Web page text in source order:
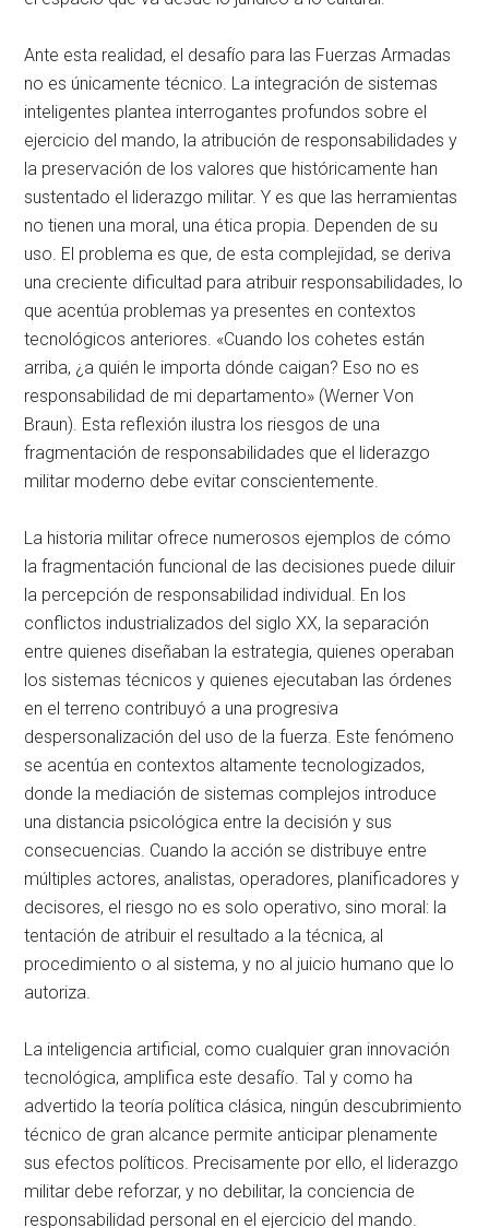
Ante esta realidad, el desafío para las Fuerzas Armadas
no es únicamente técnico . La integración de sistemas
inteligentes plantea interrogantes profundos sobre el
ejercicio del mando, la atribución de responsabilidades y
la preservación de los valores que históricamente han
sustentado el liderazgo militar. Y es que las herramientas
no tienen una moral, una ética propia. Dependen de su
uso . El problema es que, de esta complejidad, se deriva
una creciente dificultad para atribuir responsabilidades, lo
que acentúa problemas ya presentes en contextos
tecnológicos anteriores . «Cuando los cohetes están
arriba, ¿a quién le importa dónde caigan? Eso no es
responsabilidad de mi departamento» (Werner Von
Braun) . Esta reflexión ilustra los riesgos de una
fragmentación de responsabilidades que el liderazgo
militar moderno debe evitar conscientemente
La historia militar ofrece numerosos ejemplos de cómo
la fragmentación funcional de las decisiones puede diluir
la percepción de responsabilidad individual . En los
conflictos industrializados del siglo XX, la separación
entre quienes diseñaban la estrategia, quienes operaban
los sistemas técnicos y quienes ejecutaban las órdenes
en el terreno contribuyó a una progresiva
despersonalización del uso de la fuerza . Este fenómeno
se acentúa en contextos altamente tecnologizados,
donde la mediación de sistemas complejos introduce
una distancia psicológica entre la decisión y sus
consecuencias . Cuando la acción se distribuye entre
múltiples actores, analistas, operadores, planificadores y
decisores, el riesgo no es solo operativo, sino moral: la
tentación de atribuir el resultado a la técnica, al
procedimiento o al sistema, y no al juicio humano que lo
autoriza
La inteligencia artificial, como cualquier gran innovación
tecnológica, amplifica este desafío . Tal y como ha
advertido la teoría política clásica, ningún descubrimiento
técnico de gran alcance permite anticipar plenamente
sus efectos políticos . Precisamente por ello, el liderazgo
militar debe reforzar, y no debilitar, la conciencia de
responsabilidad personal en el ejercicio del mando